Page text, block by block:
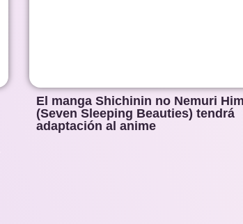
El manga Shichinin no Nemuri
(Seven Sleeping Beauties) tendrá
adaptación al anime